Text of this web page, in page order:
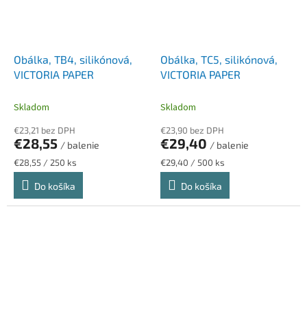
Obálka, TB4, silikónová,
VICTORIA PAPER
Skladom
€23,21 bez DPH
€28,55 / balenie
Jednotková
cena:
€28,55 / 250 ks
Do košíka
Obálka, TC5, silikónová,
VICTORIA PAPER
Skladom
€23,90 bez DPH
€29,40 / balenie
Jednotková
cena:
€29,40 / 500 ks
Do košíka